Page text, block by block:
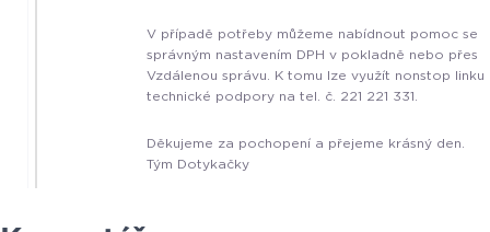
V případě potřeby můžeme nabídnout pomoc se
správným nastavením DPH v pokladně nebo přes
Vzdálenou správu. K tomu lze využít nonstop linku
technické podpory na tel. č. 221 221 331.
Děkujeme za pochopení a přejeme krásný den.
Tým Dotykačky